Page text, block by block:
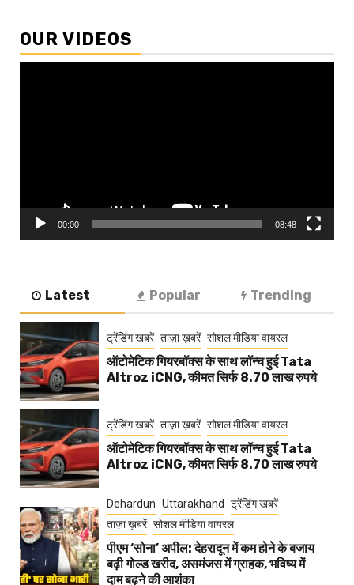
OUR VIDEOS
00:00 08:48
Latest Popular Trending
ट्रेंडिंग खबरें ताज़ा ख़बरें सोशल मीडिया वायरल
ऑटोमेटिक गियरबॉक्स के साथ लॉन्च हुई Tata
Altroz iCNG, कीमत सिर्फ 8.70 लाख रुपये
ट्रेंडिंग खबरें ताज़ा ख़बरें सोशल मीडिया वायरल
ऑटोमेटिक गियरबॉक्स के साथ लॉन्च हुई Tata
Altroz iCNG, कीमत सिर्फ 8.70 लाख रुपये
Dehardun Uttarakhand
ट्रेंडिंग खबरें
ताज़ा ख़बरें सोशल मीडिया वायरल
पीएम ‘सोना’ अपील: देहरादून में कम होने के बजाय
बढ़ी गोल्ड खरीद, असमंजस में ग्राहक, भविष्य में
दाम बढ़ने की आशंका